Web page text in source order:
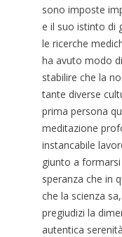
sono imposte
e il suo istinto di
le ricerche
ha avuto modo
stabilire che la
tante diverse
prima persona
meditazione
instancabile
giunto a
speranza che in
che la scienza
pregiudizi la
autentica